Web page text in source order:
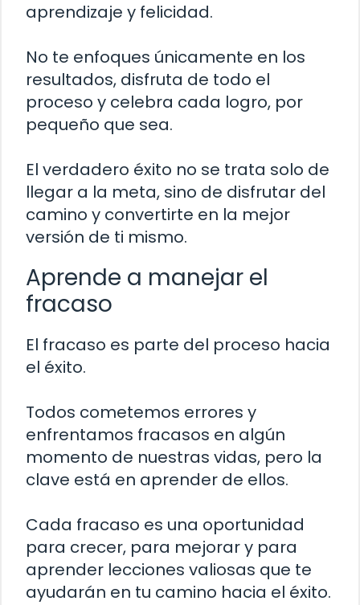
aprendizaje y felicidad.
No te enfoques únicamente en los
resultados, disfruta de todo el
proceso y celebra cada logro, por
pequeño que sea.
El verdadero éxito no se trata solo de
llegar a la meta, sino de disfrutar del
camino y convertirte en la mejor
versión de ti mismo.
Aprende a manejar el
fracaso
El fracaso es parte del proceso hacia
el éxito.
Todos cometemos errores y
enfrentamos fracasos en algún
momento de nuestras vidas, pero la
clave está en aprender de ellos.
Cada fracaso es una oportunidad
para crecer, para mejorar y para
aprender lecciones valiosas que te
ayudarán en tu camino hacia el éxito.